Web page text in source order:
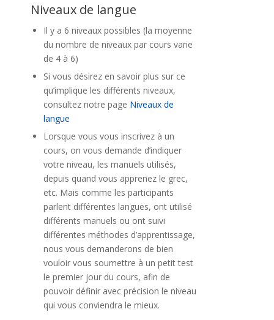
Niveaux de langue
Il y a 6 niveaux possibles (la moyenne
du nombre de niveaux par cours varie
de 4 à 6)
Si vous désirez en savoir plus sur ce
qu’implique les différents niveaux,
consultez notre page Niveaux de
langue
Lorsque vous vous inscrivez à un
cours, on vous demande d’indiquer
votre niveau, les manuels utilisés,
depuis quand vous apprenez le grec,
etc. Mais comme les participants
parlent différentes langues, ont utilisé
différents manuels ou ont suivi
différentes méthodes d’apprentissage,
nous vous demanderons de bien
vouloir vous soumettre à un petit test
le premier jour du cours, afin de
pouvoir définir avec précision le niveau
qui vous conviendra le mieux.